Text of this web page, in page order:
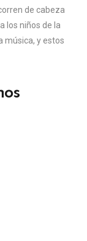
de cabeza
los niños de la
música, y estos